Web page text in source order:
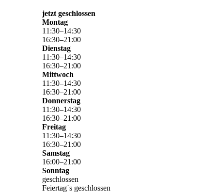
jetzt geschlossen
Montag
11 :30–14:30
16:30–21 :00
Dienstag
11 :30–14:30
16:30–21 :00
Mittwoch
11 :30–14:30
16:30–21 :00
Donnerstag
11 :30–14:30
16:30–21 :00
Freitag
11 :30–14:30
16:30–21 :00
Samstag
16:00–21 :00
Sonntag
geschlossen
Feiertag´s geschlossen